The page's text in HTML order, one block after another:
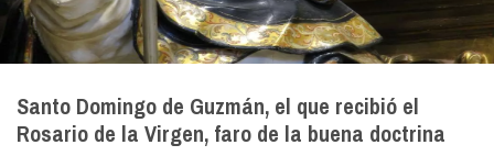
Santo Domingo de Guzmán, el que recibió el
Rosario de la Virgen, faro de la buena doctrina